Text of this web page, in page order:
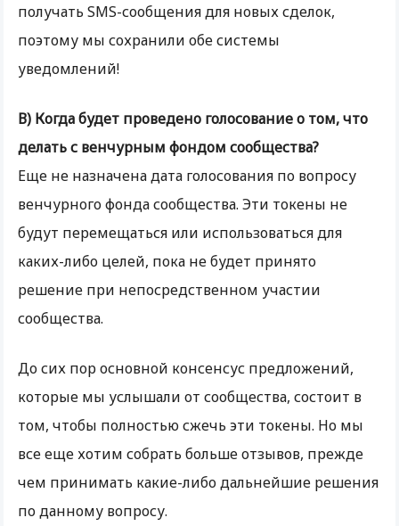
получать SMS-сообщения для новых сделок,
поэтому мы сохранили обе системы
уведомлений!
В) Когда будет проведено голосование о том, что
делать с венчурным фондом сообщества?
Еще не назначена дата голосования по вопросу
венчурного фонда сообщества. Эти токены не
будут перемещаться или использоваться для
каких-либо целей, пока не будет принято
решение при непосредственном участии
сообщества.
До сих пор основной консенсус предложений,
которые мы услышали от сообщества, состоит в
том, чтобы полностью сжечь эти токены. Но мы
все еще хотим собрать больше отзывов, прежде
чем принимать какие-либо дальнейшие решения
по данному вопросу.